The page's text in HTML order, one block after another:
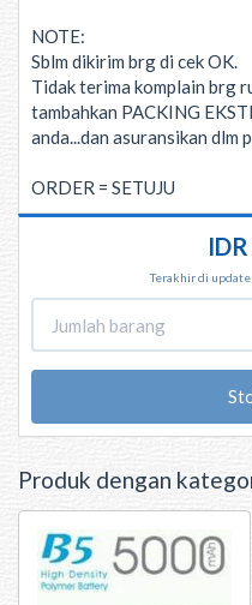
NOTE:
Sblm dikirim brg di cek OK.
Tidak terima komplain brg
tambahkan PACKING
anda...dan asuransikan dlm
ORDER = SETUJU
Terakhir di update
Produk dengan